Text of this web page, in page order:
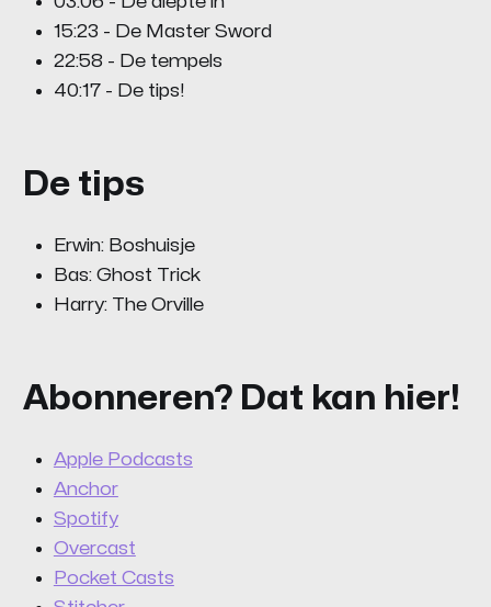
15:23 - De Master Sword
22:58 - De tempels
40:17 - De tips!
De tips
Erwin: Boshuisje
Bas: Ghost Trick
Harry: The Orville
Abonneren? Dat kan hier!
Apple Podcasts
Anchor
Spotify
Overcast
Pocket Casts